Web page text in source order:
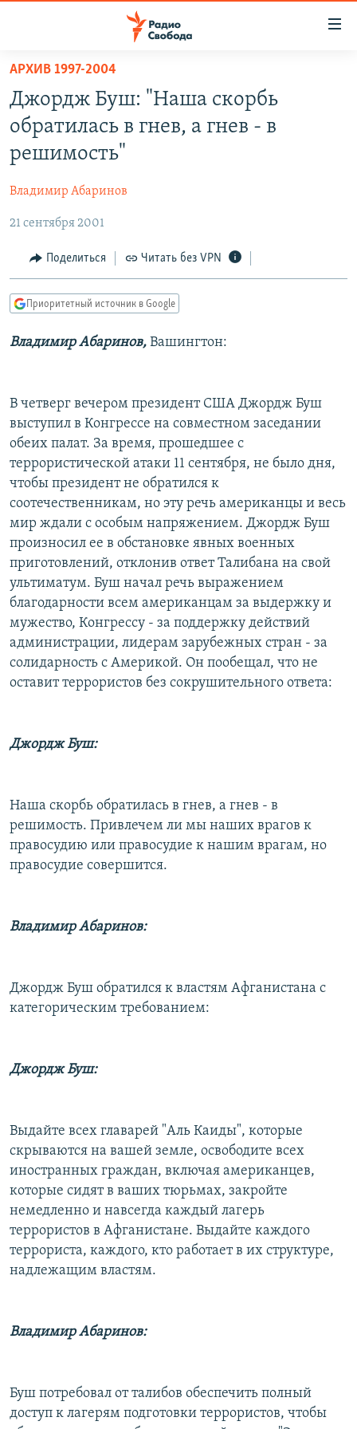
упрощенного
доступа
Вернуться
основному
Вернутся
навигации
Вернутся
поиску
ПОДКАСТЫ
АВТОРСКИЕ ПРОЕКТЫ
МНЕНИЯ
КУЛЬТУРА
IDEL.РЕАЛИИ
СЕВЕР.РЕАЛИИ
СИБИРЬ.РЕАЛИИ
ПОДПИШИТЕСЬ НА РАССЫЛКУ
СОЦИАЛЬНЫЕ СЕТИ
Все сайты РСЕ/РС
АРХИВ 1997-2004
Джордж Буш: "Наша скорбь
обратилась в гнев, а гнев - в
решимость"
Владимир Абаринов
21 сентября 2001
Поделиться Читать без VPN
Приоритетный источник в Google
Владимир Абаринов, Вашингтон:
В четверг вечером президент США Джордж Буш
выступил в Конгрессе на совместном заседании
обеих палат. За время, прошедшее с
террористической атаки 11 сентября, не было дня,
чтобы президент не обратился к
соотечественникам, но эту речь американцы и весь
мир ждали с особым напряжением. Джордж Буш
произносил ее в обстановке явных военных
приготовлений, отклонив ответ Талибана на свой
ультиматум. Буш начал речь выражением
благодарности всем американцам за выдержку и
мужество, Конгрессу - за поддержку действий
администрации, лидерам зарубежных стран - за
солидарность с Америкой. Он пообещал, что не
оставит террористов без сокрушительного ответа:
Джордж Буш:
Наша скорбь обратилась в гнев, а гнев - в
решимость. Привлечем ли мы наших врагов к
правосудию или правосудие к нашим врагам, но
правосудие совершится.
Владимир Абаринов:
Джордж Буш обратился к властям Афганистана с
категорическим требованием:
Джордж Буш:
Выдайте всех главарей "Аль Каиды", которые
скрываются на вашей земле, освободите всех
иностранных граждан, включая американцев,
которые сидят в ваших тюрьмах, закройте
немедленно и навсегда каждый лагерь
террористов в Афганистане. Выдайте каждого
террориста, каждого, кто работает в их структуре,
надлежащим властям.
Владимир Абаринов:
Буш потребовал от талибов обеспечить полный
доступ к лагерям подготовки террористов, чтобы